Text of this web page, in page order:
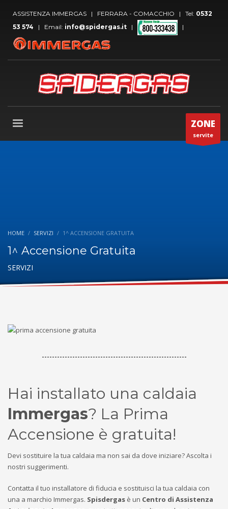
ASSISTENZA IMMERGAS | FERRARA - COMACCHIO | Tel: 0532
53 574 | Email: info@spidergas.it | |
ZONE
servite
HOME SERVIZI 1^ ACCENSIONE GRATUITA
1^ Accensione Gratuita
SERVIZI
---------------------------------------------------------
Hai installato una caldaia
Immergas? La Prima
Accensione è gratuita!
Devi sostituire la tua caldaia ma non sai da dove iniziare? Ascolta i
nostri suggerimenti.
Contatta il tuo installatore di fiducia e sostituisci la tua caldaia con
una a marchio Immergas. Spisdergas è un Centro di Assistenza